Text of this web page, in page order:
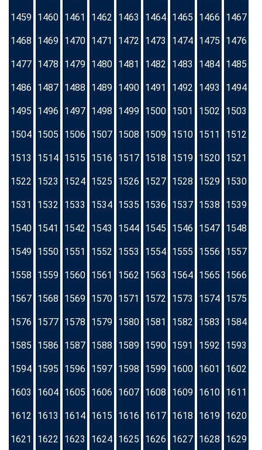
1459 1460 1461 1462 1463 1464 1465 1466 1467
1468 1469 1470 1471 1472 1473 1474 1475 1476
1477 1478 1479 1480 1481 1482 1483 1484 1485
1486 1487 1488 1489 1490 1491 1492 1493 1494
1495 1496 1497 1498 1499 1500 1501 1502 1503
1504 1505 1506 1507 1508 1509 1510 1511 1512
1513 1514 1515 1516 1517 1518 1519 1520 1521
1522 1523 1524 1525 1526 1527 1528 1529 1530
1531 1532 1533 1534 1535 1536 1537 1538 1539
1540 1541 1542 1543 1544 1545 1546 1547 1548
1549 1550 1551 1552 1553 1554 1555 1556 1557
1558 1559 1560 1561 1562 1563 1564 1565 1566
1567 1568 1569 1570 1571 1572 1573 1574 1575
1576 1577 1578 1579 1580 1581 1582 1583 1584
1585 1586 1587 1588 1589 1590 1591 1592 1593
1594 1595 1596 1597 1598 1599 1600 1601 1602
1603 1604 1605 1606 1607 1608 1609 1610 1611
1612 1613 1614 1615 1616 1617 1618 1619 1620
1621 1622 1623 1624 1625 1626 1627 1628 1629